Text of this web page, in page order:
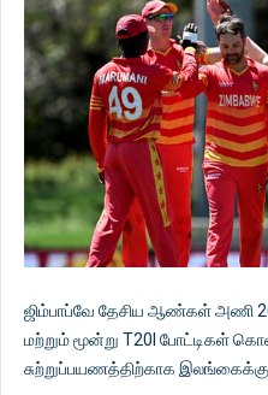
ஜிம்பாப்வே தேசிய ஆண்கள் அணி
மற்றும் மூன்று T20I போட்டிகள்
சுற்றுப்பயணத்திற்காக